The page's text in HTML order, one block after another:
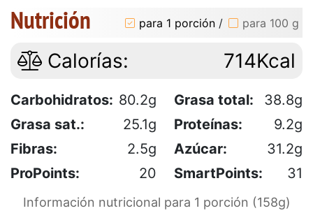
Nutrición para 1 porción / para 100 g
Calorías: 714Kcal
Carbohidratos: 80.2g Grasa total:
38.8g
Grasa sat.:
25.1g Proteínas:
9.2g
Fibras:
2.5g Azúcar:
31.2g
ProPoints:
20 SmartPoints: 31
Información nutricional para 1 porción (158g)